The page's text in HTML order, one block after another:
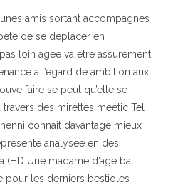
amis sortant accompagnes
de se deplacer en
loin agee va etre assurement
a l’egard de ambition aux
faire se peut qu’elle se
des mirettes meetic Tel
connait davantage mieux
analysee en des
Une madame d’age bati
pour les derniers bestioles